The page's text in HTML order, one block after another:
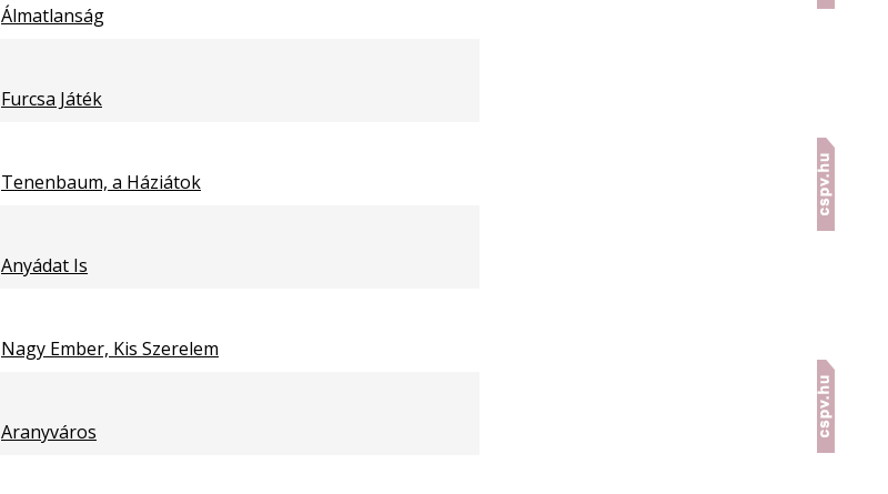
Álmatlanság
Furcsa Játék
Tenenbaum, a Háziátok
Anyádat Is
Nagy Ember, Kis Szerelem
Aranyváros